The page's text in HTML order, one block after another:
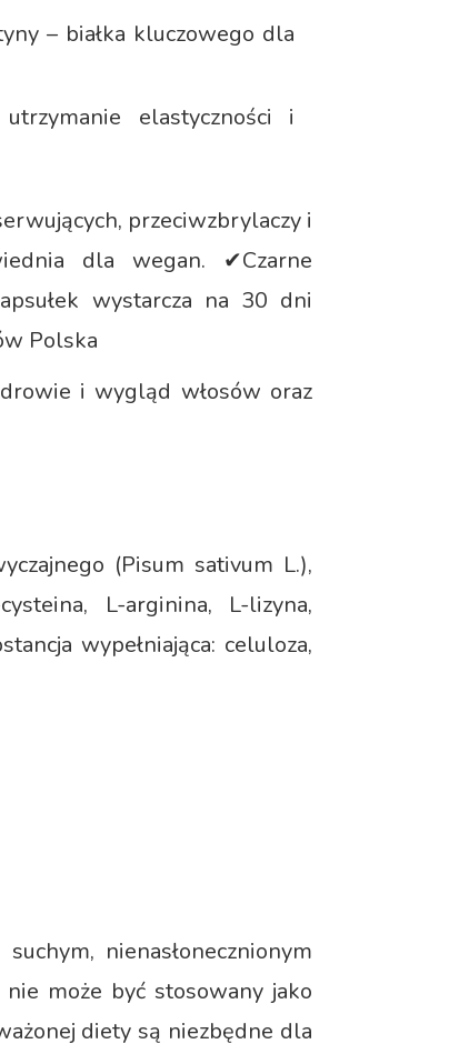
– białka kluczowego dla
elastyczności i
przeciwzbrylaczy i
dla wegan. ✔Czarne
wystarcza na 30 dni
Polska
i wygląd włosów oraz
(Pisum sativum L.),
L-arginina, L-lizyna,
wypełniająca: celuloza,
nienasłonecznionym
może być stosowany jako
diety są niezbędne dla